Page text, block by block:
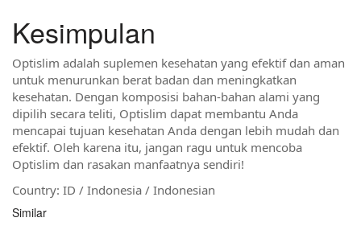
Kesimpulan
Optislim adalah suplemen kesehatan yang efektif dan aman
untuk menurunkan berat badan dan meningkatkan
kesehatan. Dengan komposisi bahan-bahan alami yang
dipilih secara teliti, Optislim dapat membantu Anda
mencapai tujuan kesehatan Anda dengan lebih mudah dan
efektif. Oleh karena itu, jangan ragu untuk mencoba
Optislim dan rasakan manfaatnya sendiri!
Country: ID / Indonesia / Indonesian
Similar